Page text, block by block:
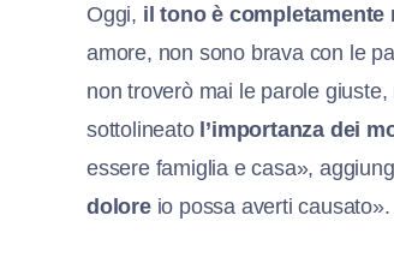
Oggi, il tono è completamente
amore, non sono brava con le
non troverò mai le parole
sottolineato l’importanza dei
essere famiglia e casa»,
doloreio possa averti causato».